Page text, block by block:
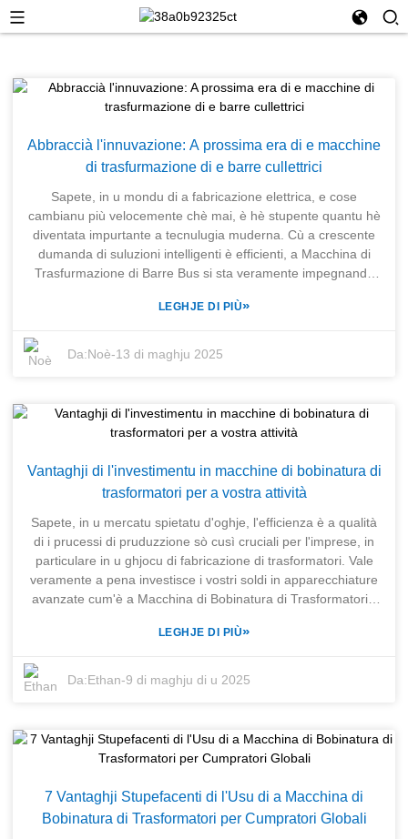
Abbraccià l'innuvazione: A prossima era di e macchine
di trasfurmazione di e barre cullettrici
Sapete, in u mondu di a fabricazione elettrica, e cose
cambianu più velocemente chè mai, è hè stupente quantu hè
diventata impurtante a tecnulugia muderna. Cù a crescente
dumanda di suluzioni intelligenti è efficienti, a Macchina di
Trasfurmazione di Barre Bus si sta veramente impegnando
facenu e so cose. À a testa di stu cambiamentu tecnologicu
rispettatu in u ghjocu dapoi u 2003. Inoltre, cù una rete sana
di cumpagnie surelle focalizate nantu à a fabricazione,
persunalizate specificamente per i pruduttori di trasformatori.
Ma eccu u puntu: a prossima fase di a trasfurmazione di e
sfruttà l'innuvazioni chì spinghjenu tutta l'industria in avanti.
Grazie à i miglioramenti in l'automatizazione è l'ingegneria di
precisione, a Macchina di Trasfurmazione di Barre Bus hè
pronta à stabilisce novi standard per l'efficienza operativa.
Facendu squadra cù esperti cum'è M/s SENERGE Electric
Equipment Co., Ltd., chì sò veramente bravi à fà una varietà
di apparecchiature per a fabricazione di trasformatori,
SHANGHAI TRIHOPE si prepara à guidà stu novu capitulu
tecnulugia di punta chì stia à u passu cù i so bisogni in
LEGHJE DI PIÙ»
Da:Noè-13 di maghju 2025
Vantaghji di l'investimentu in macchine di bobinatura di
trasformatori per a vostra attività
Sapete, in u mercatu spietatu d'oghje, l'efficienza è a qualità
di i prucessi di pruduzzione sò cusì cruciali per l'imprese, in
particulare in u ghjocu di fabricazione di trasformatori. Vale
veramente a pena investisce i vostri soldi in apparecchiature
avanzate cum'è a Macchina di Bobinatura di Trasformatori -
significa una migliore qualità di u produttu è velocità di
l'innuvazione è a tecnulugia vederanu chì queste macchine di
bobinatura muderne sò praticamente indispensabili se volenu
rispettendu quelli standard di alte prestazioni. In SHANGHAI
TRIHOPE CO., LTD., simu fieri di u nostru impegnu per
apparecchiature di fabricazione di trasformatori chì offremu.
Dapoi a nostra partenza in u 2003, è cù u solidu sustegnu di
a nostra sucietà sorella, M/s SENERGE Electric Equipment
LEGHJE DI PIÙ»
Da:Ethan-9 di maghju di u 2025
7 Vantaghji Stupefacenti di l'Usu di a Macchina di
Bobinatura di Trasformatori per Cumpratori Globali